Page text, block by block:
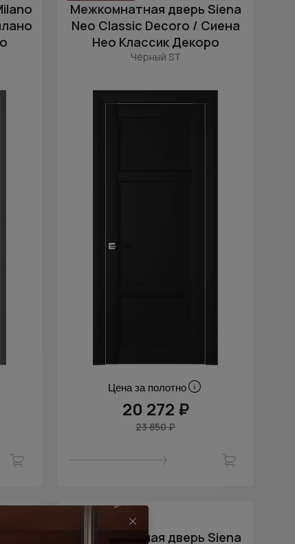
Межкомнатная дверь Siena
Neo Classic Decoro / Сиена
Нео Классик Декоро
Чёрный ST
Цена за полотно
20 272 ₽
23 850 ₽
Межкомнатная дверь Siena